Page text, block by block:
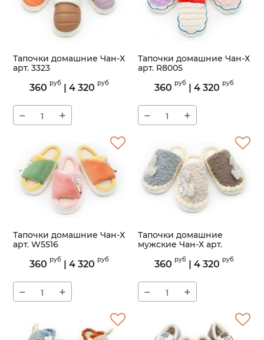
Тапочки домашние Чан-Х
арт. 3323
3323
360 руб | 4 320 руб
− +
Тапочки домашние Чан-Х
арт. R8005
R8005
360 руб | 4 320 руб
− +
Тапочки домашние Чан-Х
арт. W5516
W5516
360 руб | 4 320 руб
− +
Тапочки домашние
мужские Чан-Х арт.
Артикул: AK239-1M
360 руб | 4 320 руб
− +